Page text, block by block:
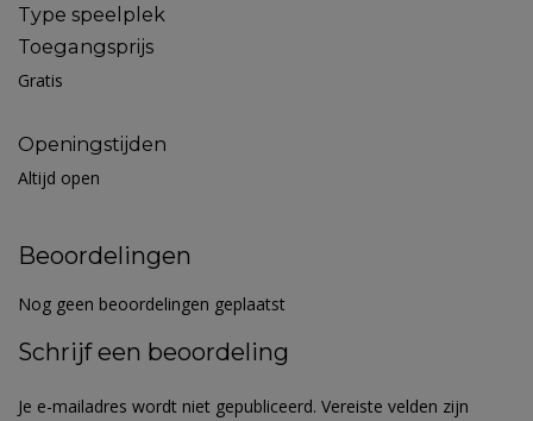
Type speelplek
Toegangsprijs
Gratis
Openingstijden
Altijd open
Beoordelingen
Nog geen beoordelingen geplaatst
Schrijf een beoordeling
Je e-mailadres wordt niet gepubliceerd. Vereiste velden zijn